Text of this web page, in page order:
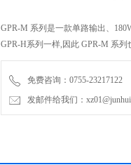
GPR-M 系列是一款单路输出、
GPR-H系列一样,因此 GPR-M 系
调节率确保了稳定和可预测的输
GPR-M系列的显著特点。
免费咨询：0755-23217122
发邮件给我们：